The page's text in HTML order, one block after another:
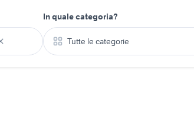
In quale categoria?
Tutte le categorie